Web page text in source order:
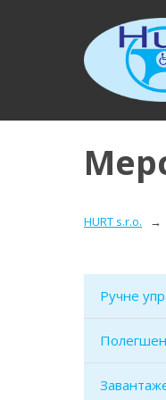
HURT s.r.o.
Ручне